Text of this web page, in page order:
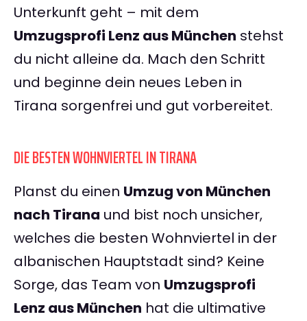
Unterkunft geht – mit dem
Umzugsprofi Lenz aus München stehst
du nicht alleine da. Mach den Schritt
und beginne dein neues Leben in
Tirana sorgenfrei und gut vorbereitet.
DIE BESTEN WOHNVIERTEL IN TIRANA
Planst du einen Umzug von München
nach Tirana und bist noch unsicher,
welches die besten Wohnviertel in der
albanischen Hauptstadt sind? Keine
Sorge, das Team von Umzugsprofi
Lenz aus München hat die ultimative